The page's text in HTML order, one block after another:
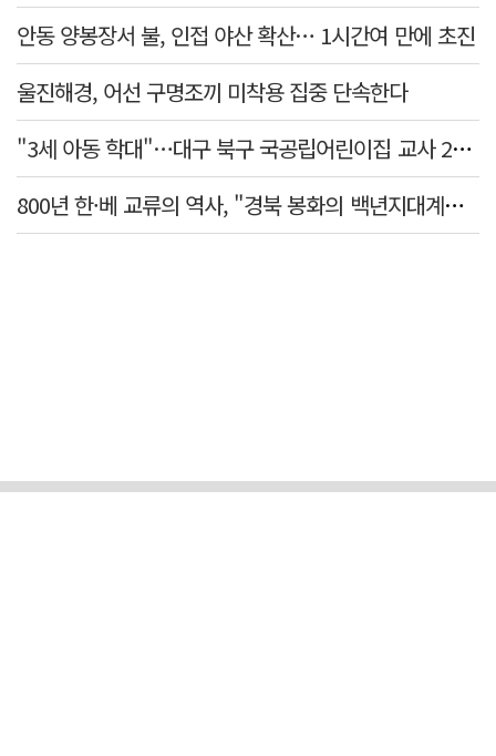
안동 양봉장서 불, 인접 야산 확산… 1시간여 만에 초진
울진해경, 어선 구명조끼 미착용 집중 단속한다
"3세 아동 학대"…대구 북구 국공립어린이집 교사 2명 검찰 송치
800년 한·베 교류의 역사, "경북 봉화의 백년지대계로 피어난다"